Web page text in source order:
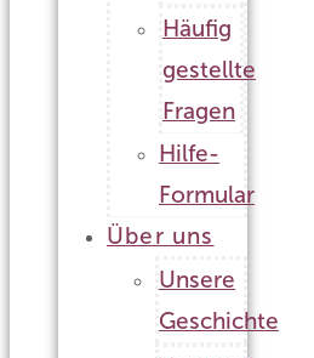
Häufig
gestellte
Fragen
Hilfe-
Formular
Über uns
Unsere
Geschichte